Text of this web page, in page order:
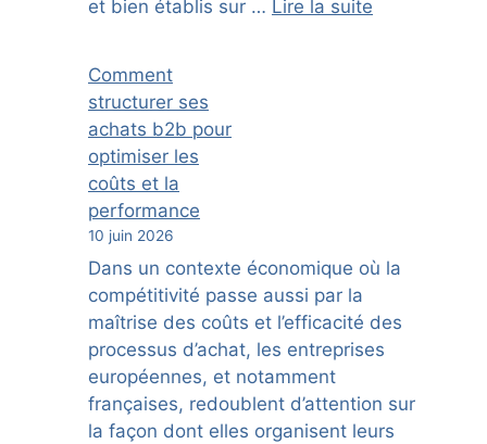
et bien établis sur … Lire la suite
Comment
structurer ses
achats b2b pour
optimiser les
coûts et la
performance
10 juin 2026
Dans un contexte économique où la
compétitivité passe aussi par la
maîtrise des coûts et l’efficacité des
processus d’achat, les entreprises
européennes, et notamment
françaises, redoublent d’attention sur
la façon dont elles organisent leurs